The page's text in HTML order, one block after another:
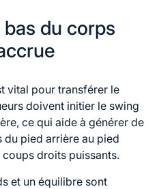
du corps
vital pour transférer le
doivent initier le swing
ce qui aide à générer de
du pied arrière au pied
droits puissants.
et un équilibre sont